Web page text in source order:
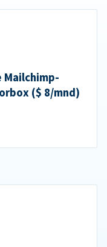
Mailchimp-
($ 8/mnd)